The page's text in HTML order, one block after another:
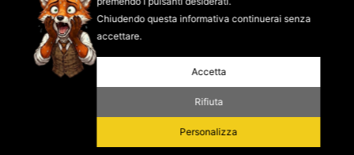
TO – Italy
Tel. +39 011 4080533
Fax. +39 011 4143734
info@pstsrl.eu
Chiudendo questa informativa continuerai senza
accettare.
Accetta
Rifiuta
Personalizza